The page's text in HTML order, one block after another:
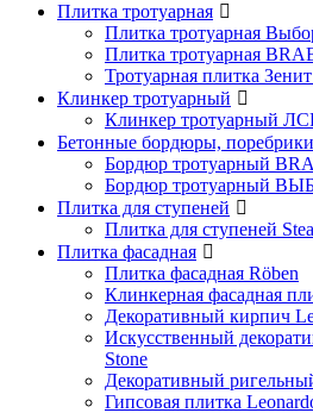
Плитка тротуарная
Плитка тротуарная
Плитка тротуарная
Тротуарная плитка
Клинкер тротуарный
Клинкер тротуарный
Бетонные бордюры, поребрики
Бордюр тротуарный
Бордюр тротуарный
Плитка для ступеней
Плитка для ступеней
Плитка фасадная
Плитка фасадная Röben
Клинкерная фасадная
Декоративный кирпич
Искусственный
Stone
Декоративный
Гипсовая плитка